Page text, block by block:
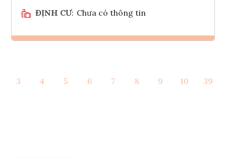
ĐỊNH CƯ: Chưa có thông tin
Tham vấn Interlink
3 4 5 6 7 8 9 10 39